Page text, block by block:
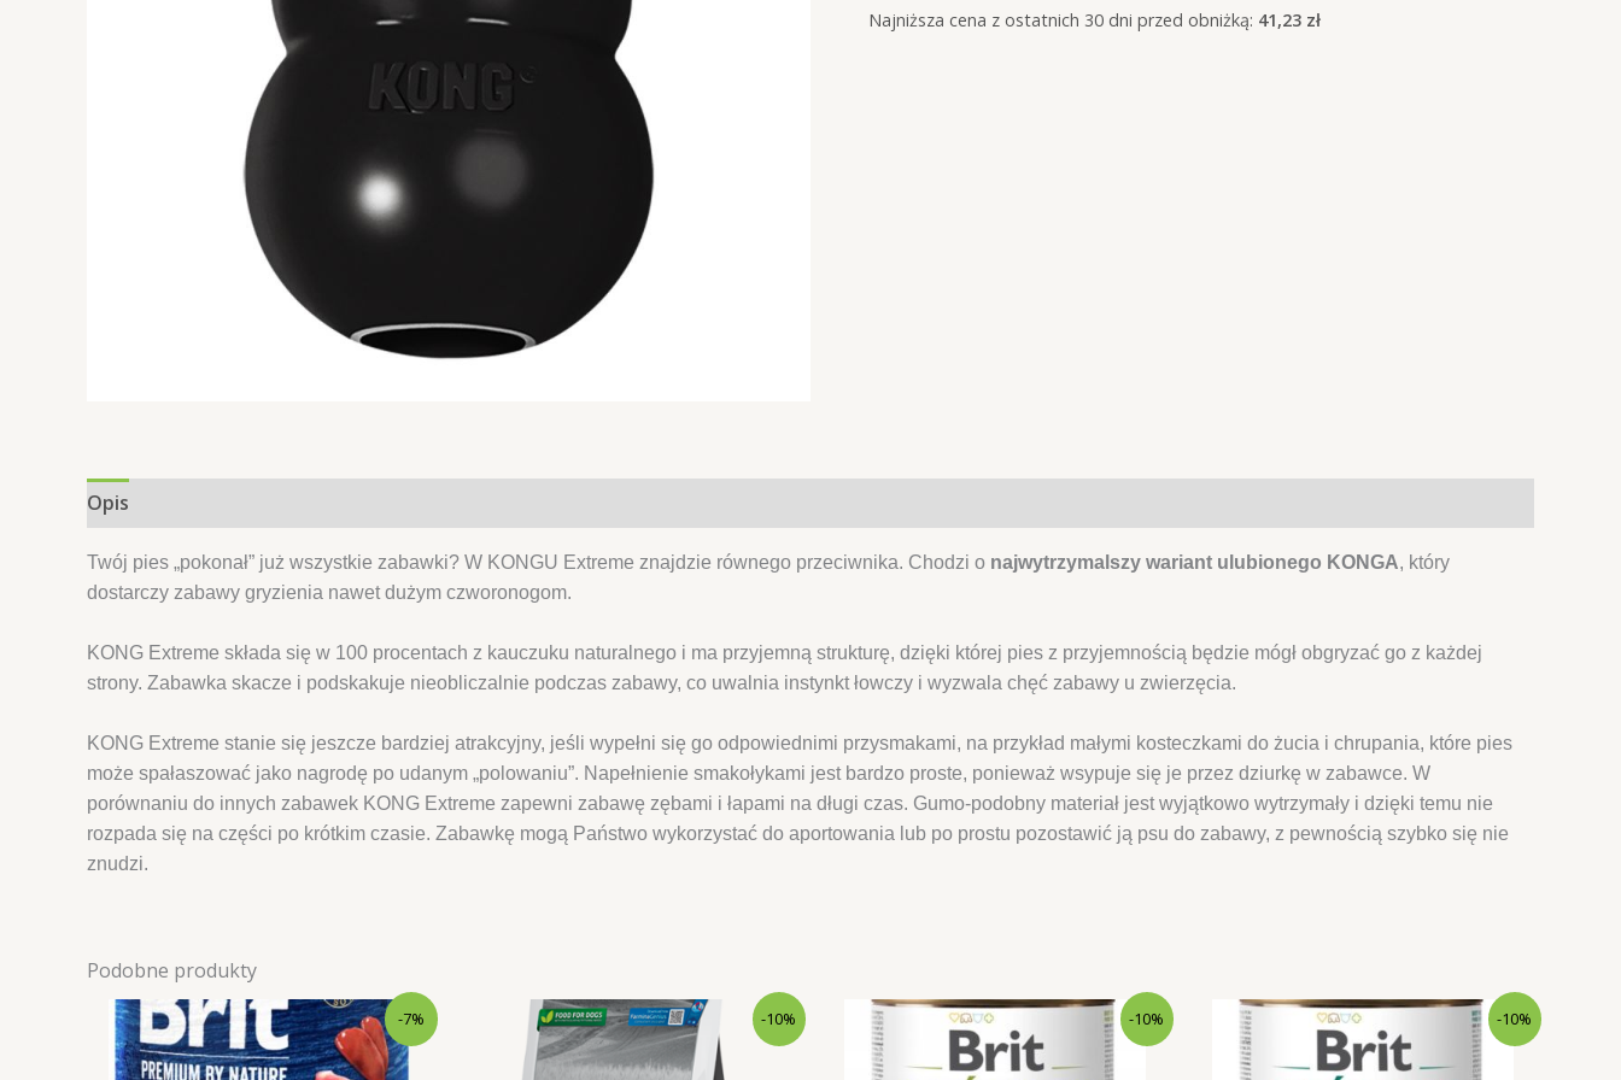
9kg
Najniższa cena z ostatnich 30 dni przed obniżką: 41,23 zł
Opis
Twój pies „pokonał” już wszystkie zabawki? W KONGU Extreme znajdzie równego przeciwnika. Chodzi o najwytrzymalszy wariant ulubionego KONGA, który
dostarczy zabawy gryzienia nawet dużym czworonogom.
KONG Extreme składa się w 100 procentach z kauczuku naturalnego i ma przyjemną strukturę, dzięki której pies z przyjemnością będzie mógł obgryzać go z każdej
strony. Zabawka skacze i podskakuje nieobliczalnie podczas zabawy, co uwalnia instynkt łowczy i wyzwala chęć zabawy u zwierzęcia.
KONG Extreme stanie się jeszcze bardziej atrakcyjny, jeśli wypełni się go odpowiednimi przysmakami, na przykład małymi kosteczkami do żucia i chrupania, które pies
może spałaszować jako nagrodę po udanym „polowaniu”. Napełnienie smakołykami jest bardzo proste, ponieważ wsypuje się je przez dziurkę w zabawce. W
porównaniu do innych zabawek KONG Extreme zapewni zabawę zębami i łapami na długi czas. Gumo-podobny materiał jest wyjątkowo wytrzymały i dzięki temu nie
rozpada się na części po krótkim czasie. Zabawkę mogą Państwo wykorzystać do aportowania lub po prostu pozostawić ją psu do zabawy, z pewnością szybko się nie
znudzi.
Podobne produkty
-7% -10% -10% -10%